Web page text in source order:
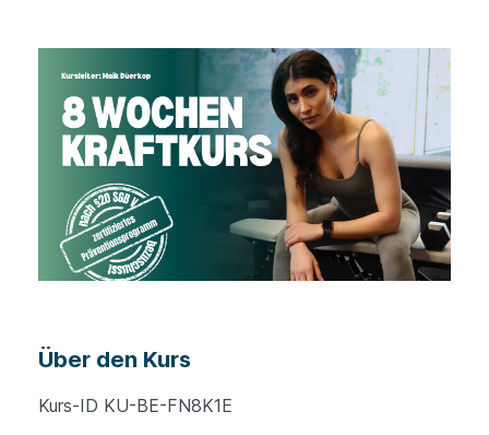
Über den Kurs
Kurs-ID KU-BE-FN8K1E